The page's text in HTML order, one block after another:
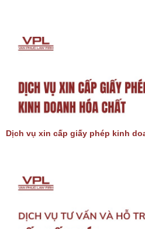
Dịch vụ xin cấp giấy phép kinh